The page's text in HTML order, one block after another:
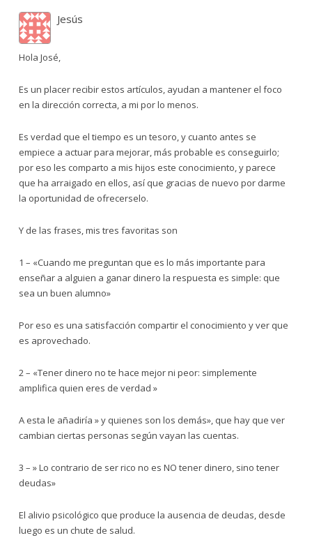
Jesús
Hola José,
Es un placer recibir estos artículos, ayudan a mantener el foco
en la dirección correcta, a mi por lo menos.
Es verdad que el tiempo es un tesoro, y cuanto antes se
empiece a actuar para mejorar, más probable es conseguirlo;
por eso les comparto a mis hijos este conocimiento, y parece
que ha arraigado en ellos, así que gracias de nuevo por darme
la oportunidad de ofrecerselo.
Y de las frases, mis tres favoritas son
1 – «Cuando me preguntan que es lo más importante para
enseñar a alguien a ganar dinero la respuesta es simple: que
sea un buen alumno»
Por eso es una satisfacción compartir el conocimiento y ver que
es aprovechado.
2 – «Tener dinero no te hace mejor ni peor: simplemente
amplifica quien eres de verdad »
A esta le añadiría » y quienes son los demás», que hay que ver
cambian ciertas personas según vayan las cuentas.
3 – » Lo contrario de ser rico no es NO tener dinero, sino tener
deudas»
El alivio psicológico que produce la ausencia de deudas, desde
luego es un chute de salud.